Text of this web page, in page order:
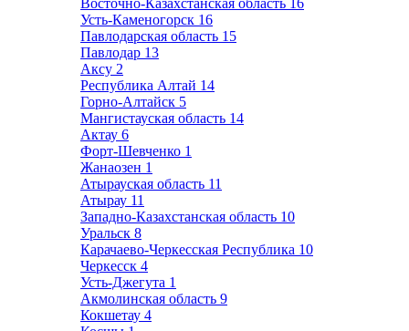
Восточно-Казахстанская область 16
Усть-Каменогорск 16
Павлодарская область 15
Павлодар 13
Аксу 2
Республика Алтай 14
Горно-Алтайск 5
Мангистауская область 14
Актау 6
Форт-Шевченко 1
Жанаозен 1
Атырауская область 11
Атырау 11
Западно-Казахстанская область 10
Уральск 8
Карачаево-Черкесская Республика 10
Черкесск 4
Усть-Джегута 1
Акмолинская область 9
Кокшетау 4